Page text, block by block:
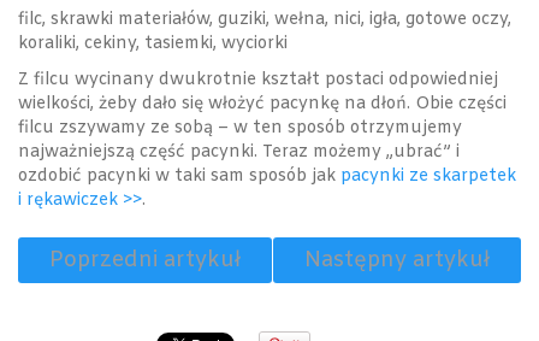
filc, skrawki materiałów, guziki, wełna, nici, igła, gotowe oczy,
koraliki, cekiny, tasiemki, wyciorki
Z filcu wycinany dwukrotnie kształt postaci odpowiedniej
wielkości, żeby dało się włożyć pacynkę na dłoń. Obie części
filcu zszywamy ze sobą – w ten sposób otrzymujemy
najważniejszą część pacynki. Teraz możemy „ubrać” i
ozdobić pacynki w taki sam sposób jak pacynki ze skarpetek
i rękawiczek >>.
Poprzedni artykuł Następny artykuł